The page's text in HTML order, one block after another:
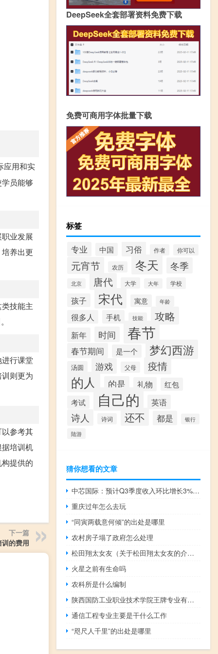
应用和实
员能够
业发展
养出更
技能主
行课堂
则更为
参考其
培训机
提供的
下一篇
的费用
DeepSeek全套部署资料免费下载
免费可商用字体批量下载
标签
专业 中国 习俗 作者 你可以
元宵节 农历 冬天 冬季
北京 唐代 大学 大年 学校
孩子 宋代 寓意 年龄
很多人 手机 技能 攻略
新年 时间 春节
春节期间 是一个 梦幻西游
汤圆 游戏 父母 疫情
的人 的是 礼物
红包
考试
自己的 英语
诗人 诗词 还不 都是
银行
陆游
猜你想看的文章
中芯国际：预计Q3季度收入环比增长3%至5%毛利率介于18%至20%的范围内
重庆过年怎么去玩
“同寅两载意何倾”的出处是哪里
农村房子塌了政府怎么处理
松田翔太女友（关于松田翔太女友的介绍）
火星之前有生命吗
农科所是什么编制
陕西国防工业职业技术学院王牌专业有哪些
通信工程专业主要是干什么工作
“咫尺人千里”的出处是哪里